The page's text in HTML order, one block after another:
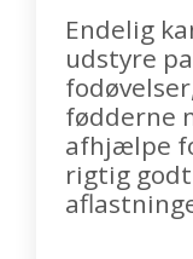
Endelig
udstyre
fødderne
afhjælpe
rigtig